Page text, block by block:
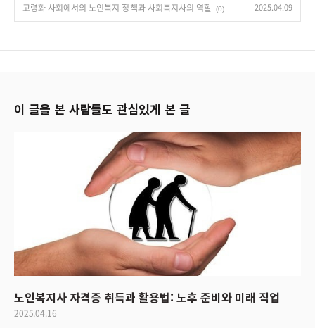
고령화 사회에서의 노인복지 정책과 사회복지사의 역할 (0) 2025.04.09
이 글을 본 사람들도 관심있게 본 글
노인복지사 자격증 취득과 활용법: 노후 준비와 미래 직업
2025.04.16